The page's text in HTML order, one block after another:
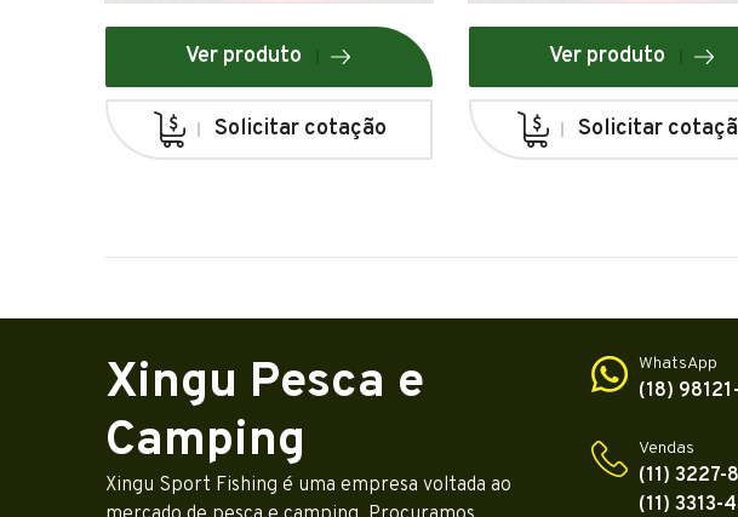
Ver produto
Solicitar cotação
Ver produto
Solicitar
Xingu Pesca e
Camping
Xingu Sport Fishing é uma empresa voltada ao
WhatsApp
(18)
Vendas
(11) 3227-
(11) 3313-